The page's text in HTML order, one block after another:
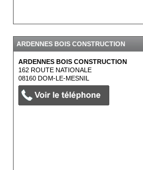
ARDENNES BOIS CONSTRUCTION
ARDENNES BOIS CONSTRUCTION
162 ROUTE NATIONALE
08160DOM-LE-MESNIL